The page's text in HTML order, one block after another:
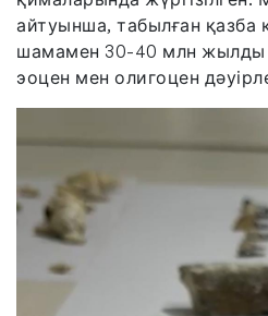
айтуынша, табылған
шамамен 30-40 млн жылды
эоцен мен олигоцен